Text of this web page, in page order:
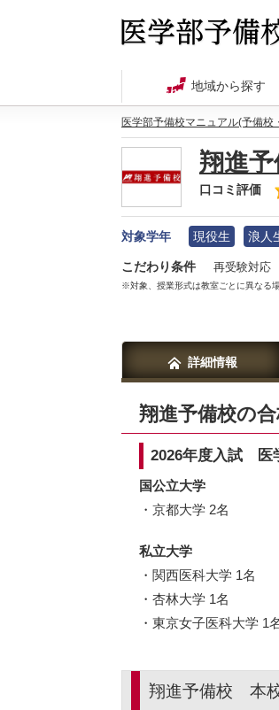
地域から探す
医学部予備校マニュアル(予備
翔進
口コミ評価
対象学年 現役生 浪人
こだわり条件 再受験対応
※対象、授業形式は教室ごとに異なる
詳細情報
翔進予備校の
2026年度入試 医
国公立大学
京都大学 2名
私立大学
関西医科大学 1名
杏林大学 1名
東京女子医科大学 1
翔進予備校 本